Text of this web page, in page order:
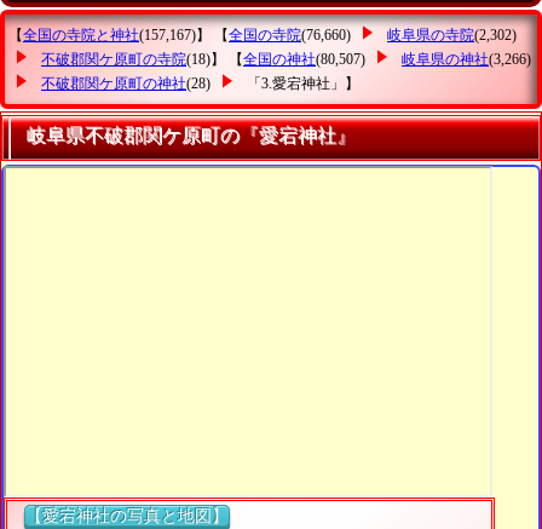
【全国の寺院と神社(157,167)】 【全国の寺院(76,660) 岐阜県の寺院(2,302)
不破郡関ケ原町の寺院(18)】 【全国の神社(80,507) 岐阜県の神社(3,266)
不破郡関ケ原町の神社(28) 「3.愛宕神社」 】
岐阜県不破郡関ケ原町の『愛宕神社』
【愛宕神社の写真と地図】